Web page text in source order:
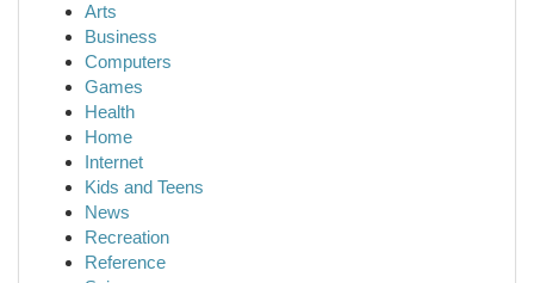
Arts
Business
Computers
Games
Health
Home
Internet
Kids and Teens
News
Recreation
Reference